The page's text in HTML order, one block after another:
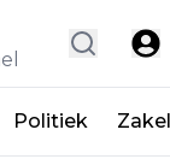
Politiek